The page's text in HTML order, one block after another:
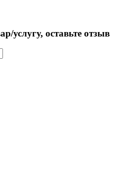
услугу, оставьте отзыв